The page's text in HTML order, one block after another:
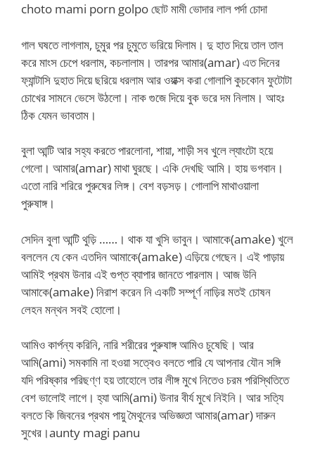
choto mami porn golpo ছোট মামী ভোদার লাল পর্দা চোদা
গাল ঘষতে লাগলাম, চুমুর পর চুমুতে ভরিয়ে দিলাম। দু হাত দিয়ে তাল তাল
করে মাংস চেপে ধরলাম, কচলালাম। তারপর আমার(amar) এত দিনের
ফ্যান্টাসি দুহাত দিয়ে ছরিয়ে ধরলাম আর ওয়াক্স করা গোলাপি কুচকোন ফুটোটা
চোখের সামনে ভেসে উঠলো। নাক গুজে দিয়ে বুক ভরে দম নিলাম। আহঃ
ঠিক যেমন ভাবতাম।
বুলা আন্টি আর সহ্য করতে পারলোনা, শায়া, শাড়ী সব খুলে ল্যাংটো হয়ে
গেলো। আমার(amar) মাথা ঘুরছে। একি দেখছি আমি। হায় ভগবান।
এতো নারি শরিরে পুরুষের লিঙ্গ। বেশ বড়সড়। গোলাপি মাথাওয়ালা
পুরুষাঙ্গ।
সেদিন বুলা আন্টি থুড়ি ……। থাক যা খুসি ভাবুন। আমাকে(amake) খুলে
বললেন যে কেন এতদিন আমাকে(amake) এড়িয়ে গেছেন। এই পাড়ায়
আমিই প্রথম উনার এই গুপ্ত ব্যাপার জানতে পারলাম। আজ উনি
আমাকে(amake) নিরাশ করেন নি একটি সম্পূর্ণ নাড়ির মতই চোষন
লেহন মন্থন সবই হোলো।
আমিও কার্পন্য করিনি, নারি শরীরের পুরুষাঙ্গ আমিও চুষেছি। আর
আমি(ami) সমকামি না হওয়া সত্বেও বলতে পারি যে আপনার যৌন সঙ্গি
যদি পরিষ্কার পরিছণ্ণ হয় তাহোলে তার লীঙ্গ মুখে নিতেও চরম পরিস্থিতিতে
বেশ ভালোই লাগে। হ্যা আমি(ami) উনার বীর্য মুখে নিইনি। আর সত্যি
বলতে কি জিবনের প্রথম পায়ু মৈথুনের অভিজ্ঞতা আমার(amar) দারুন
সুখের।aunty magi panu